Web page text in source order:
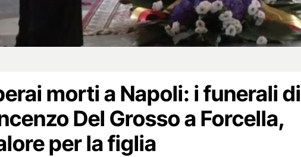
morti a Napoli: i funerali di
Del Grosso a Forcella,
per la figlia